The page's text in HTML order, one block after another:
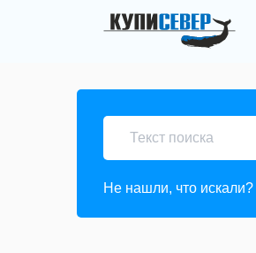
Не нашли, что искали?